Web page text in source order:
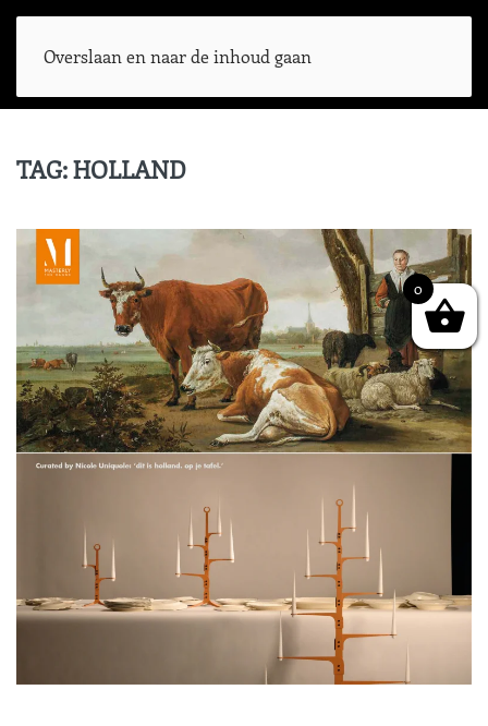
Overslaan en naar de inhoud gaan
TAG:HOLLAND
0